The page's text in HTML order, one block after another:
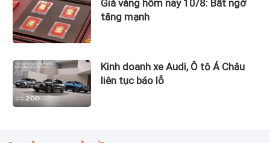
Giá vàng hôm nay 10/8: Bất ngờ
tăng mạnh
Kinh doanh xe Audi, Ô tô Á Châu
liên tục báo lỗ